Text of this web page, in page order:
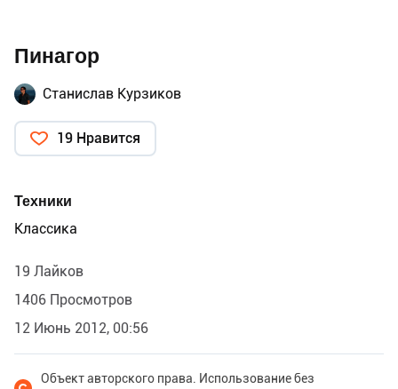
Пинагор
Станислав Курзиков
19 Нравится
Техники
Классика
19 Лайков
1406 Просмотров
12 Июнь 2012, 00:56
Объект авторского права. Использование без